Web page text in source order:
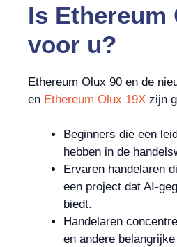
Is Ethereum
voor u?
Ethereum Olux 90 en de
en Ethereum Olux 19X zijn
Beginners die een
hebben in de
Ervaren handelaren
een project dat AI-
biedt.
Handelaren
en andere